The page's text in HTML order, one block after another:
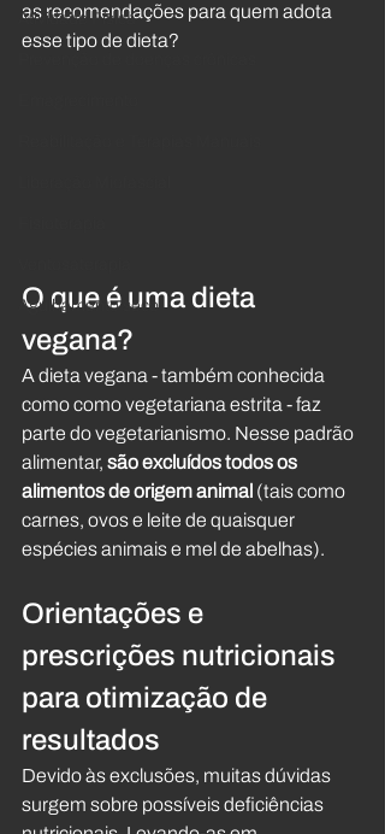
Atividade Física
Agulhamento seco
as recomendações para quem adota
esse tipo de dieta?
O que é uma dieta
vegana?
A dieta vegana - também conhecida
como como vegetariana estrita - faz
parte do vegetarianismo. Nesse padrão
alimentar, são excluídos todos os
alimentos de origem animal (tais como
carnes, ovos e leite de quaisquer
espécies animais e mel de abelhas).
Orientações e
prescrições nutricionais
para otimização de
resultados
Devido às exclusões, muitas dúvidas
surgem sobre possíveis deficiências